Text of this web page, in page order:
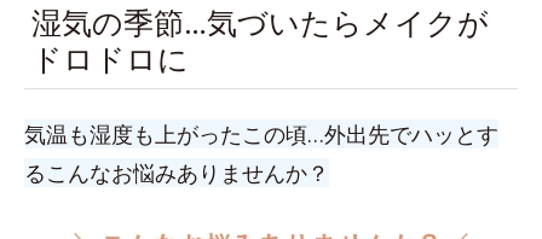
湿気の季節…気づいたらメイクが
ドロドロに
気温も湿度も上がったこの頃…外出先でハッとす
るこんなお悩みありませんか？